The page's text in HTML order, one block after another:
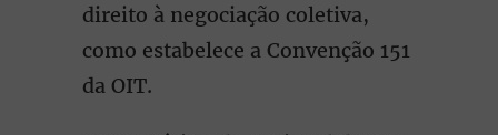
direito à negociação coletiva,
como estabelece a Convenção 151
da OIT.